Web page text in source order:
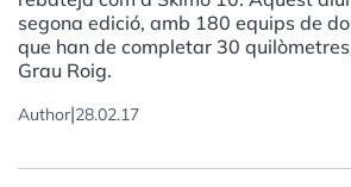
segona edició, amb 180 equips de
que han de completar 30
Grau Roig.
Author|28.02.17